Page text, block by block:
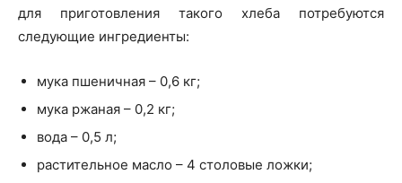
для приготовления такого хлеба потребуются
следующие ингредиенты:
мука пшеничная – 0,6 кг;
мука ржаная – 0,2 кг;
вода – 0,5 л;
растительное масло – 4 столовые ложки;